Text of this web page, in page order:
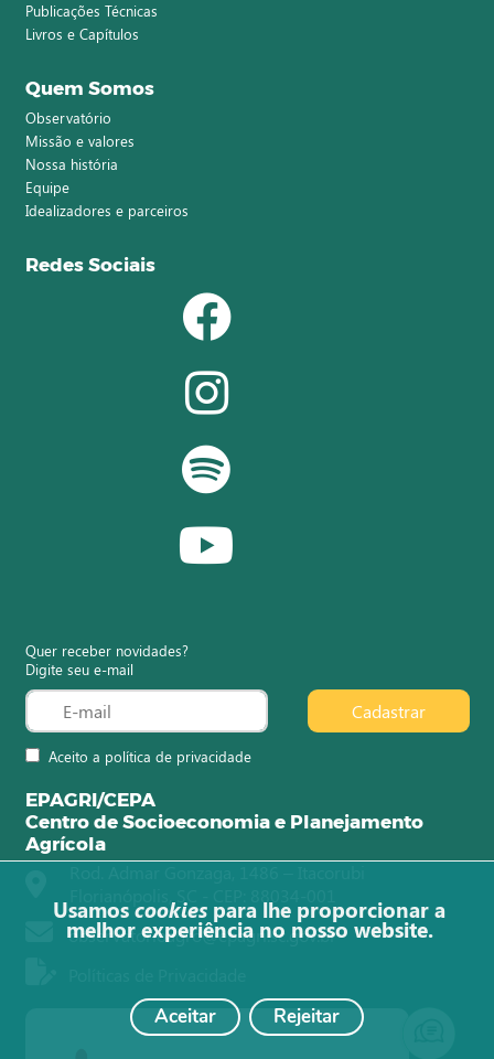
Publicações Técnicas
Livros e Capítulos
Quem Somos
Observatório
Missão e valores
Nossa história
Equipe
Idealizadores e parceiros
Redes Sociais
Quer receber novidades?
Digite seu e-mail
Aceito a política de privacidade
Cadastrar
EPAGRI/CEPA
Centro de Socioeconomia e Planejamento
Agrícola
observatorioagro@epagri.sc.gov.br
Usamos cookies para lhe proporcionar a
melhor experiência no nosso website.
Aceitar Rejeitar